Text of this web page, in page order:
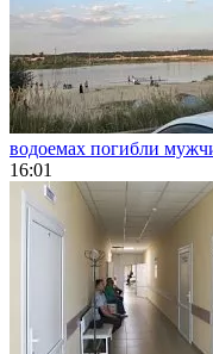
водоемах погибли
16:01